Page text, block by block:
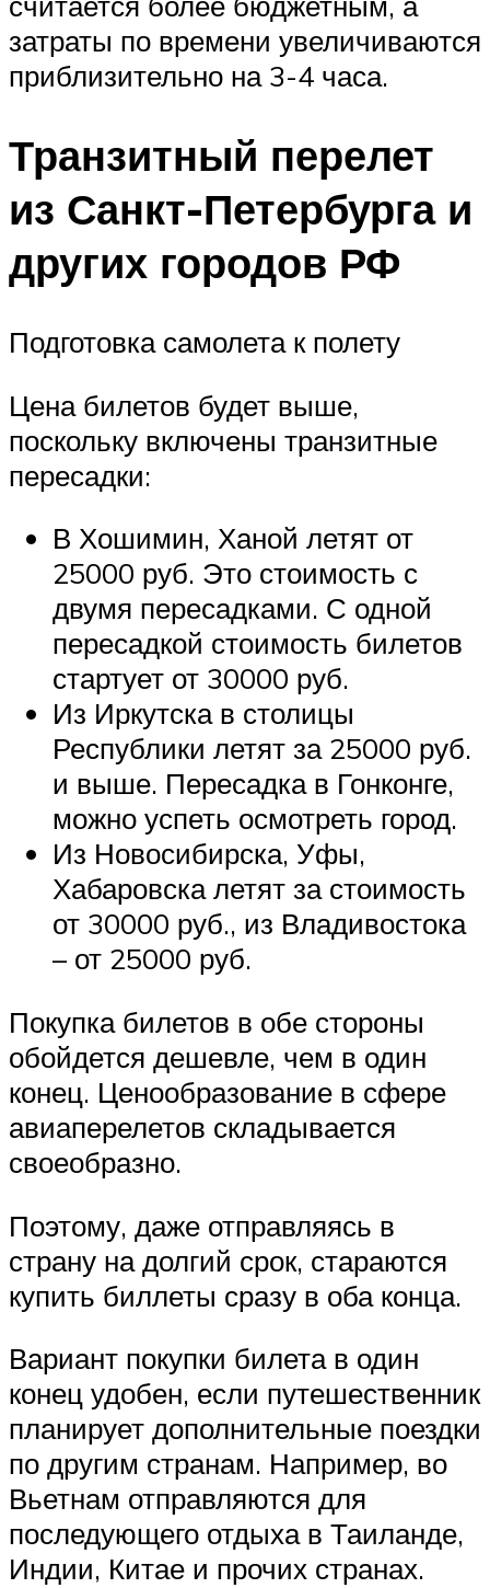
затраты по времени увеличиваются
приблизительно на 3-4 часа.
Транзитный перелет
из Санкт-Петербурга и
других городов РФ
Подготовка самолета к полету
Цена билетов будет выше,
поскольку включены транзитные
пересадки:
В Хошимин, Ханой летят от
25000 руб. Это стоимость с
двумя пересадками. С одной
пересадкой стоимость билетов
стартует от 30000 руб.
Из Иркутска в столицы
Республики летят за 25000 руб.
и выше. Пересадка в Гонконге,
можно успеть осмотреть город.
Из Новосибирска, Уфы,
Хабаровска летят за стоимость
от 30000 руб., из Владивостока
– от 25000 руб.
Покупка билетов в обе стороны
обойдется дешевле, чем в один
конец. Ценообразование в сфере
авиаперелетов складывается
своеобразно.
Поэтому, даже отправляясь в
страну на долгий срок, стараются
купить биллеты сразу в оба конца.
Вариант покупки билета в один
конец удобен, если путешественник
планирует дополнительные поездки
по другим странам. Например, во
Вьетнам отправляются для
последующего отдыха в Таиланде,
Индии, Китае и прочих странах.